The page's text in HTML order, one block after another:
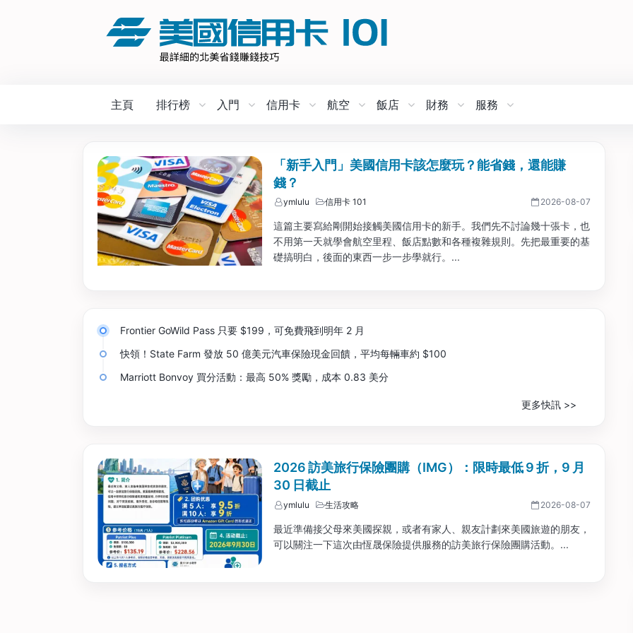
主頁 排行榜 入門 信用卡 航空 飯店 財務 服務
「新手入門」美國信用卡該怎麼玩？能省錢，還能賺
錢？
ymlulu 信用卡 101 2026-08-07
這篇主要寫給剛開始接觸美國信用卡的新手。我們先不討論幾十張卡，也
不用第一天就學會航空里程、飯店點數和各種複雜規則。先把最重要的基
礎搞明白，後面的東西一步一步學就行。...
Frontier GoWild Pass 只要 $199，可免費飛到明年 2 月
快領！State Farm 發放 50 億美元汽車保險現金回饋，平均每輛車約 $100
Marriott Bonvoy 買分活動：最高 50% 獎勵，成本 0.83 美分
更多快訊 >>
2026 訪美旅行保險團購（IMG）：限時最低 9 折，9 月
30 日截止
ymlulu 生活攻略 2026-08-07
最近準備接父母來美國探親，或者有家人、親友計劃來美國旅遊的朋友，
可以關注一下這次由恆晟保險提供服務的訪美旅行保險團購活動。...